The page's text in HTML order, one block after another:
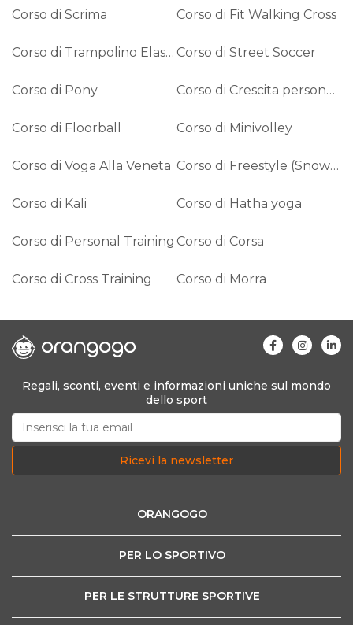
Corso di Scrima Corso di Fit Walking Cross
Corso di Trampolino Elastico Corso di Street Soccer
Corso di Pony Corso di Crescita personale
Corso di Floorball Corso di Minivolley
Corso di Voga Alla Veneta Corso di Freestyle (Snowboard)
Corso di Kali Corso di Hatha yoga
Corso di Personal Training Corso di Corsa
Corso di Cross Training Corso di Morra
Regali, sconti, eventi e informazioni uniche sul mondo
dello sport
Ricevi la newsletter
ORANGOGO
PER LO SPORTIVO
PER LE STRUTTURE SPORTIVE